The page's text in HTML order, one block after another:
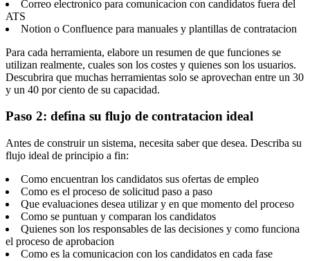
Correo electronico para comunicacion con candidatos fuera del
ATS
Notion o Confluence para manuales y plantillas de contratacion
Para cada herramienta, elabore un resumen de que funciones se
utilizan realmente, cuales son los costes y quienes son los usuarios.
Descubrira que muchas herramientas solo se aprovechan entre un 30
y un 40 por ciento de su capacidad.
Paso 2: defina su flujo de contratacion ideal
Antes de construir un sistema, necesita saber que desea. Describa su
flujo ideal de principio a fin:
Como encuentran los candidatos sus ofertas de empleo
Como es el proceso de solicitud paso a paso
Que evaluaciones desea utilizar y en que momento del proceso
Como se puntuan y comparan los candidatos
Quienes son los responsables de las decisiones y como funciona
el proceso de aprobacion
Como es la comunicacion con los candidatos en cada fase